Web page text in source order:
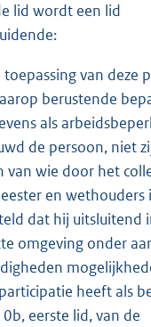
lid wordt een lid
toepassing van deze
berustende
als
de persoon, niet
van wie door het
en wethouders
dat hij uitsluitend
omgeving onder
heeft als
eerste lid, van de